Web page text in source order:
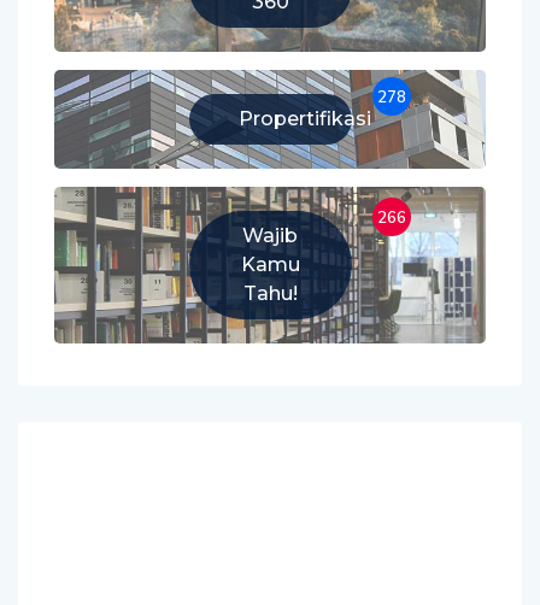
Propertifikasi
278
Wajib
Kamu
Tahu!
266